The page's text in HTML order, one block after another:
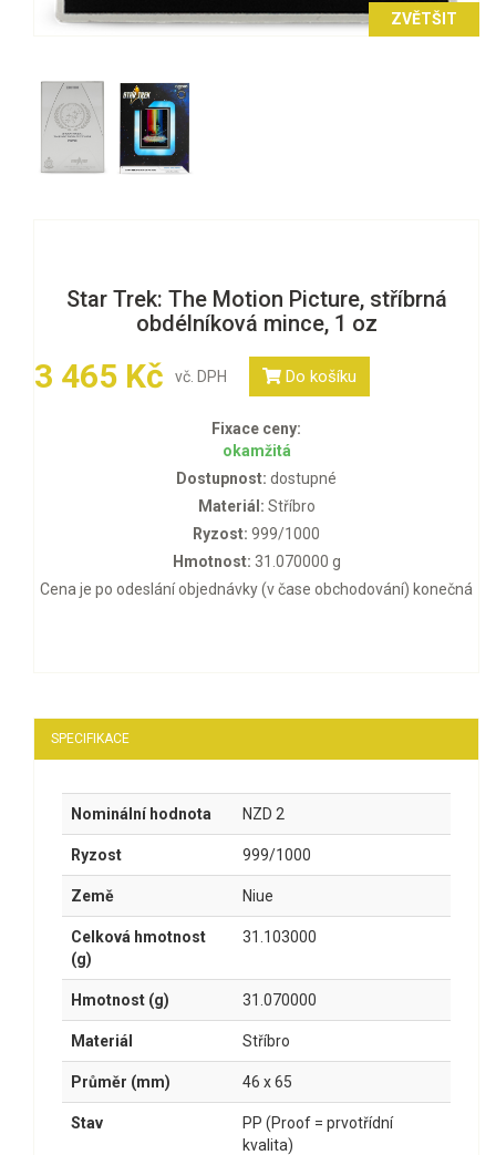
ZVĚTŠIT
Star Trek: The Motion Picture, stříbrná
obdélníková mince, 1 oz
3 465 Kč vč. DPH Do košíku
Fixace ceny:
okamžitá
Dostupnost: dostupné
Materiál: Stříbro
Ryzost: 999/1000
Hmotnost: 31.070000 g
Cena je po odeslání objednávky (v čase obchodování) konečná
SPECIFIKACE
Nominální hodnota NZD 2
Ryzost 999/1000
Země Niue
Celková hmotnost
(g)
31.103000
Hmotnost (g) 31.070000
Materiál Stříbro
Průměr (mm) 46 x 65
Stav
PP (Proof = prvotřídní
kvalita)